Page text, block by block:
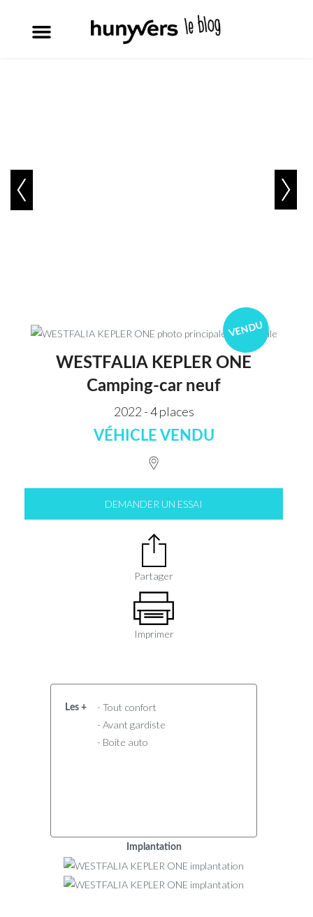
VENDU
WESTFALIA KEPLER ONE
Camping-car neuf
2022 - 4 places
VÉHICLE VENDU
DEMANDER UN ESSAI
Partager
Imprimer
Les +
- Tout confort
- Avant gardiste
- Boite auto
Implantation